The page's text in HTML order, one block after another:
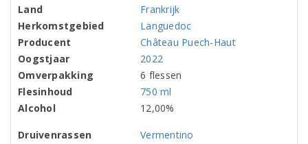
Land
Frankrijk
Herkomstgebied
Languedoc
Producent
Château Puech-Haut
Oogstjaar
2022
Omverpakking
6 flessen
Flesinhoud
750 ml
Alcohol
12,00%
Druivenrassen
Vermentino